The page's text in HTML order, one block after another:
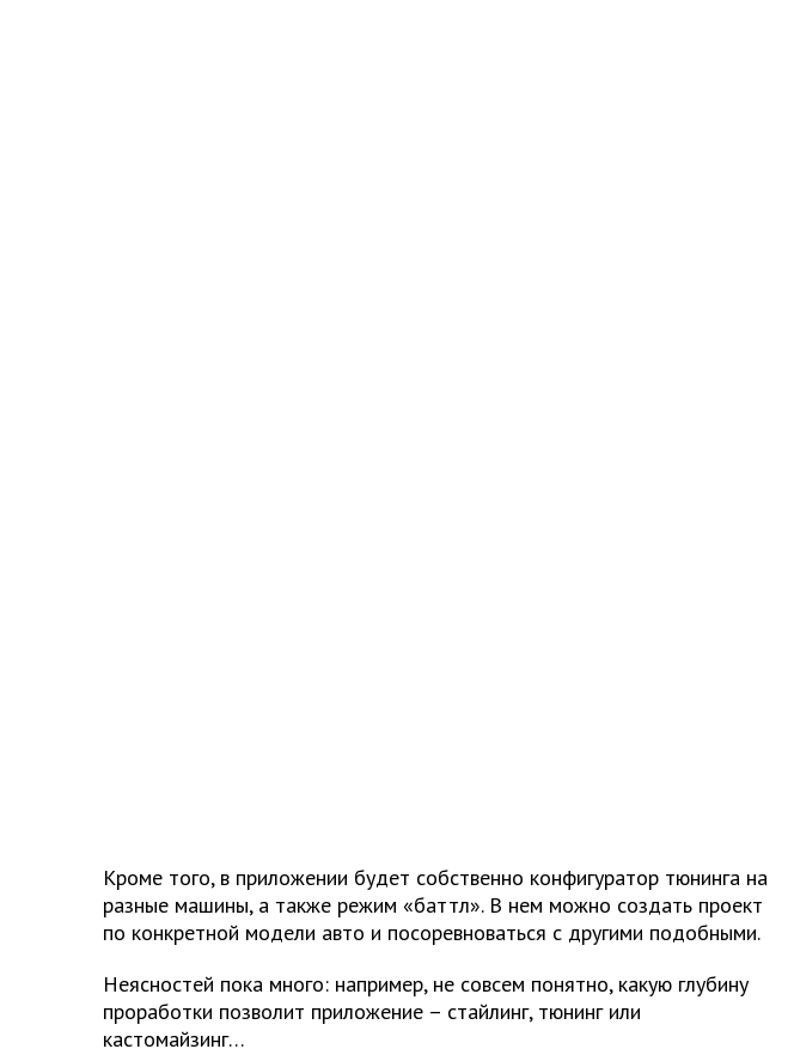
Кроме того, в приложении будет собственно конфигуратор тюнинга на
разные машины, а также режим «баттл». В нем можно создать проект
по конкретной модели авто и посоревноваться с другими подобными.
Неясностей пока много: например, не совсем понятно, какую глубину
проработки позволит приложение – стайлинг, тюнинг или
кастомайзинг…